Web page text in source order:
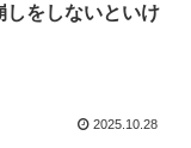
しをしないといけ
2025.10.28